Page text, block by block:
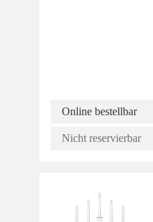
Online bestellbar
Nicht reservierbar